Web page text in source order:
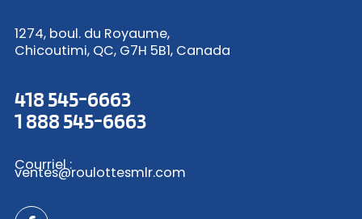
1274, boul. du Royaume,
Chicoutimi, QC, G7H 5B1, Canada
418 545-6663
1 888 545-6663
Courriel :
ventes@roulottesmlr.com